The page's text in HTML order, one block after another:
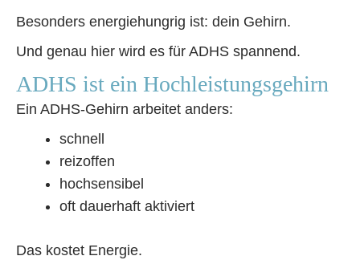
Besonders energiehungrig ist: dein Gehirn.
Und genau hier wird es für ADHS spannend.
ADHS ist ein Hochleistungsgehirn
Ein ADHS-Gehirn arbeitet anders:
schnell
reizoffen
hochsensibel
oft dauerhaft aktiviert
Das kostet Energie.